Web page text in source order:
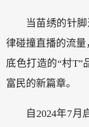
当苗绣的针
律碰撞直播的流量
底色打造的“村T”
富民的新篇章。
自2024年7